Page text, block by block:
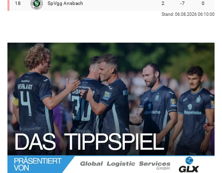
18 SpVgg Ansbach 2 -7 0
Stand: 06.08.2026 06:10:00